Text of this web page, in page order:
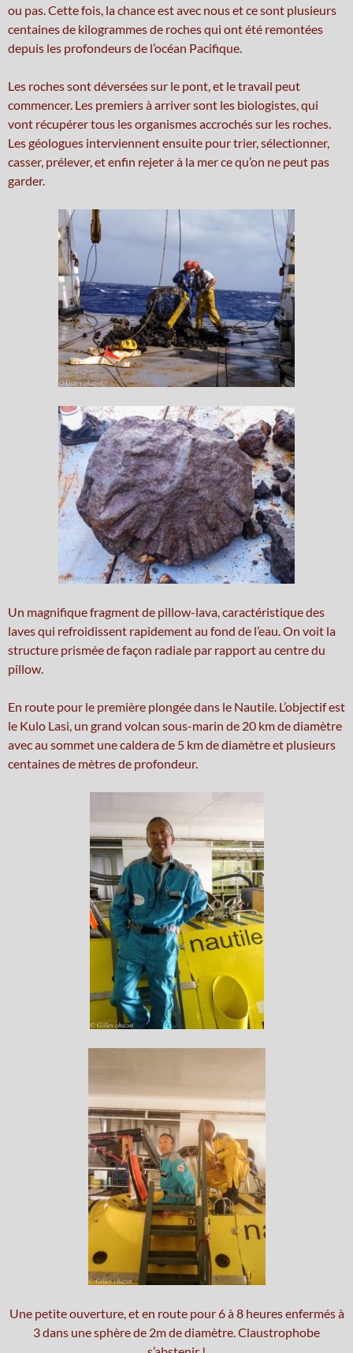
ou pas. Cette fois, la chance est avec nous et ce sont plusieurs
centaines de kilogrammes de roches qui ont été remontées
depuis les profondeurs de l’océan Pacifique.
Les roches sont déversées sur le pont, et le travail peut
commencer. Les premiers à arriver sont les biologistes, qui
vont récupérer tous les organismes accrochés sur les roches.
Les géologues interviennent ensuite pour trier, sélectionner,
casser, prélever, et enfin rejeter à la mer ce qu’on ne peut pas
garder.
Un magnifique fragment de pillow-lava, caractéristique des
laves qui refroidissent rapidement au fond de l’eau. On voit la
structure prismée de façon radiale par rapport au centre du
pillow.
En route pour le première plongée dans le Nautile. L’objectif est
le Kulo Lasi, un grand volcan sous-marin de 20 km de diamètre
avec au sommet une caldera de 5 km de diamètre et plusieurs
centaines de mètres de profondeur.
Une petite ouverture, et en route pour 6 à 8 heures enfermés à
3 dans une sphère de 2m de diamètre. Claustrophobe